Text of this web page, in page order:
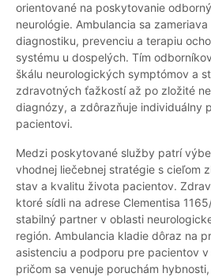
orientované na poskytovanie
neurológie. Ambulancia sa
diagnostiku, prevenciu a terapiu
systému u dospelých. Tím
škálu neurologických symptómov a
zdravotných ťažkostí až po zložité
diagnózy, a zdôrazňuje individuálny
pacientovi.
Medzi poskytované služby patrí
vhodnej liečebnej stratégie s cieľom
stav a kvalitu života pacientov.
ktoré sídli na adrese Clementisa
stabilný partner v oblasti
región. Ambulancia kladie dôraz na
asistenciu a podporu pre pacientov
pričom sa venuje poruchám